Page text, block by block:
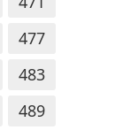
477
483
489